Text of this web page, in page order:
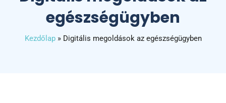
egészségügyben
Kezdőlap» Digitális megoldások az egészségügyben